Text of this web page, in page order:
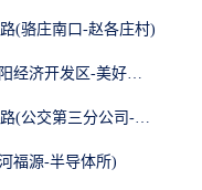
(骆庄南口-赵各庄村)
27路(广阳经济开发区-美好水业)
三河305路(公交第三分公司-永旺梦乐城东)
福源-半导体所)